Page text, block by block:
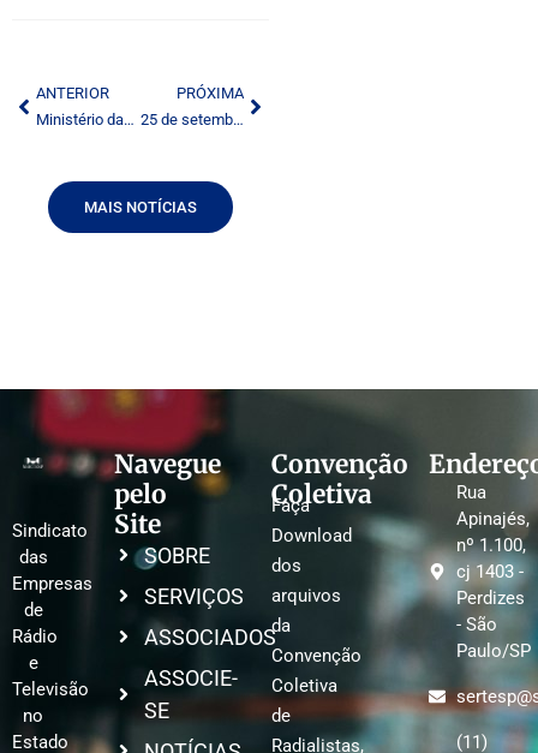
ANTERIOR
Ministério das Comunicações apresenta avanços regulatórios da radiodifusão no SET Norte
PRÓXIMA
25 de setembro: Dia Nacional do Rádio no Brasil aguarda sanção presidencial
MAIS NOTÍCIAS
Sindicato
das
Empresas
de
Rádio
e
Televisão
no
Estado
Navegue
pelo
Site
SOBRE
SERVIÇOS
ASSOCIADOS
ASSOCIE-
SE
Convenção
Coletiva
Faça
Download
dos
arquivos
da
Convenção
Coletiva
de
Radialistas,
Rua
Apinajés,
nº 1.100,
cj 1403 -
Perdizes
- São
Paulo/SP
(11)